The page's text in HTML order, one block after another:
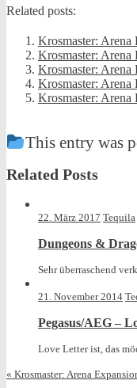
Related posts:
Krosmaster:
Krosmaster: Arena
Krosmaster: Arena
Krosmaster: Arena
Krosmaster:
This entry was
Related Posts
22. März 2017 Tequila
Dungeons &
Sehr überraschend
21. November 2014
Pegasus/AEG –
Love Letter ist, das
« Krosmaster: Arena